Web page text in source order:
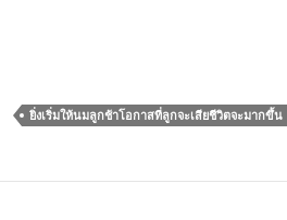
ยิ่งเริ่มให้นมลูกช้าโอกาสที่ลูกจะเสียชีวิตจะมากขึ้น